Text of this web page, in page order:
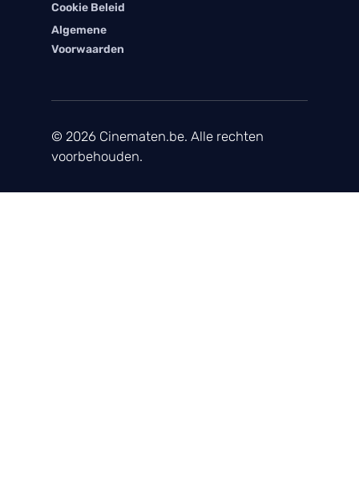
Cookie Beleid
Algemene
Voorwaarden
© 2026 Cinematen.be. Alle rechten
voorbehouden.